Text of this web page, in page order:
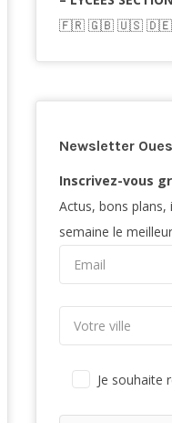
🇫🇷​ 🇬🇧​ 🇺🇸​
Newsletter
Inscrivez-vous
Actus, bons plans,
semaine le
Je souhaite